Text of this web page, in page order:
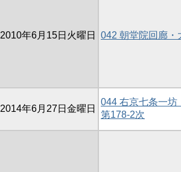
2010年6月15日火曜日 042 朝堂院回廊・
2014年6月27日金曜日
044 右京七条一坊
第178-2次